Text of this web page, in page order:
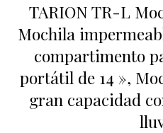
TARION TR-L
Mochila
compartimento
portátil de 14 »,
gran capacidad